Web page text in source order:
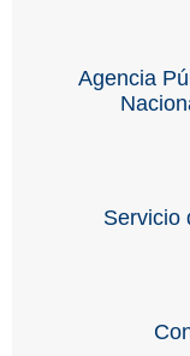
Agencia
Servicio